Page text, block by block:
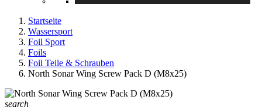
Startseite
Wassersport
Foil Sport
Foils
Foil Teile & Schrauben
North Sonar Wing Screw Pack D (M8x25)
search